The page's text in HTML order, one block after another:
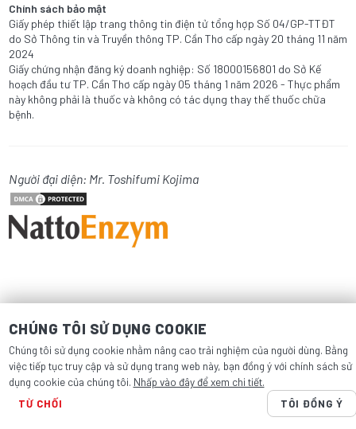
Chính sách bảo mật
Giấy phép thiết lập trang thông tin điện tử tổng hợp Số 04/GP-TTĐT
do Sở Thông tin và Truyền thông TP. Cần Thơ cấp ngày 20 tháng 11 năm
2024
Giấy chứng nhận đăng ký doanh nghiệp: Số 18000156801 do Sở Kế
hoạch đầu tư TP. Cần Thơ cấp ngày 05 tháng 1 năm 2026 - Thực phẩm
này không phải là thuốc và không có tác dụng thay thế thuốc chữa
bệnh.
Người đại diện: Mr. Toshifumi Kojima
CHÚNG TÔI SỬ DỤNG COOKIE
Chúng tôi sử dụng cookie nhằm nâng cao trải nghiệm của người dùng. Bằng
việc tiếp tục truy cập và sử dụng trang web này, bạn đồng ý với chính sách sử
dụng cookie của chúng tôi. Nhấp vào đây để xem chi tiết.
TỪ CHỐI TÔI ĐỒNG Ý